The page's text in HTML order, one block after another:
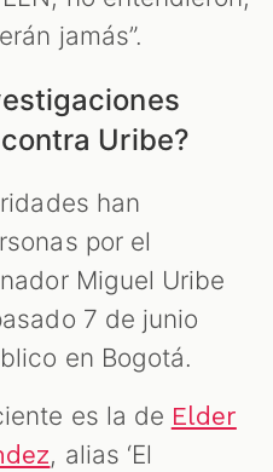
jamás”.
Uribe?
han
por el
Miguel Uribe
7 de junio
en Bogotá.
es la de Elder
, alias ‘El